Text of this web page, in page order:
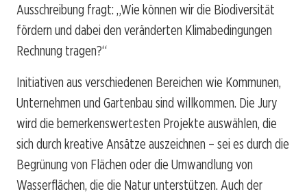
Ausschreibung fragt: „Wie können wir die Biodiversität
fördern und dabei den veränderten Klimabedingungen
Rechnung tragen?“
Initiativen aus verschiedenen Bereichen wie Kommunen,
Unternehmen und Gartenbau sind willkommen. Die Jury
wird die bemerkenswertesten Projekte auswählen, die
sich durch kreative Ansätze auszeichnen – sei es durch die
Begrünung von Flächen oder die Umwandlung von
Wasserflächen, die die Natur unterstützen. Auch der